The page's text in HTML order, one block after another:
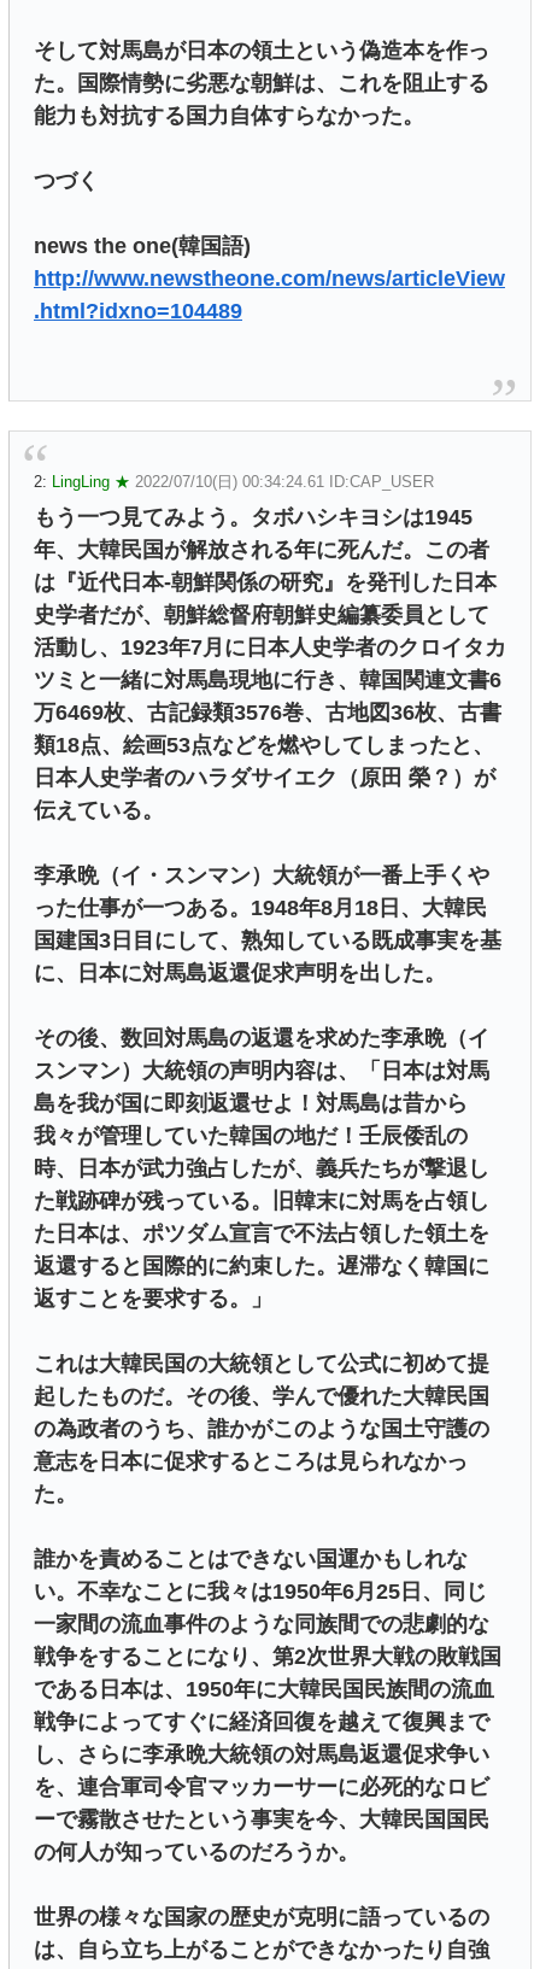
そして対馬島が日本の領土という偽造本を作っ
た。国際情勢に劣悪な朝鮮は、これを阻止する
能力も対抗する国力自体すらなかった。
つづく
news the one(韓国語)
http://www.newstheone.com/news/articleView
.html?idxno=104489
2: LingLing ★ 2022/07/10(日) 00:34:24.61 ID:CAP_USER
もう一つ見てみよう。タボハシキヨシは1945
年、大韓民国が解放される年に死んだ。この者
は『近代日本-朝鮮関係の研究』を発刊した日本
史学者だが、朝鮮総督府朝鮮史編纂委員として
活動し、1923年7月に日本人史学者のクロイタカ
ツミと一緒に対馬島現地に行き、韓国関連文書6
万6469枚、古記録類3576巻、古地図36枚、古書
類18点、絵画53点などを燃やしてしまったと、
日本人史学者のハラダサイエク（原田 榮？）が
伝えている。
李承晩（イ・スンマン）大統領が一番上手くや
った仕事が一つある。1948年8月18日、大韓民
国建国3日目にして、熟知している既成事実を基
に、日本に対馬島返還促求声明を出した。
その後、数回対馬島の返還を求めた李承晩（イ
スンマン）大統領の声明内容は、「日本は対馬
島を我が国に即刻返還せよ！対馬島は昔から
我々が管理していた韓国の地だ！壬辰倭乱の
時、日本が武力強占したが、義兵たちが撃退し
た戦跡碑が残っている。旧韓末に対馬を占領し
た日本は、ポツダム宣言で不法占領した領土を
返還すると国際的に約束した。遅滞なく韓国に
返すことを要求する。」
これは大韓民国の大統領として公式に初めて提
起したものだ。その後、学んで優れた大韓民国
の為政者のうち、誰かがこのような国土守護の
意志を日本に促求するところは見られなかっ
た。
誰かを責めることはできない国運かもしれな
い。不幸なことに我々は1950年6月25日、同じ
一家間の流血事件のような同族間での悲劇的な
戦争をすることになり、第2次世界大戦の敗戦国
である日本は、1950年に大韓民国民族間の流血
戦争によってすぐに経済回復を越えて復興まで
し、さらに李承晩大統領の対馬島返還促求争い
を、連合軍司令官マッカーサーに必死的なロビ
ーで霧散させたという事実を今、大韓民国国民
の何人が知っているのだろうか。
世界の様々な国家の歴史が克明に語っているの
は、自ら立ち上がることができなかったり自強